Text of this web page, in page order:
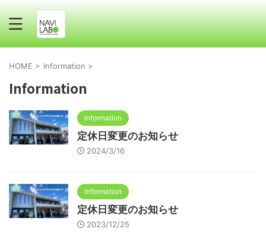
HOME > Information >
Information
Information
定休日変更のお知らせ
2024/3/16
Information
定休日変更のお知らせ
2023/12/25